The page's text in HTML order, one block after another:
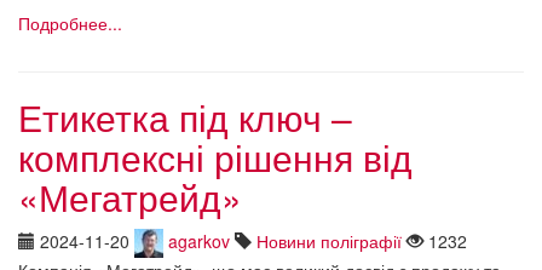
Подробнее...
Етикетка під ключ –
комплексні рішення від
«Мегатрейд»
2024-11-20 agarkov Новини поліграфії
1232